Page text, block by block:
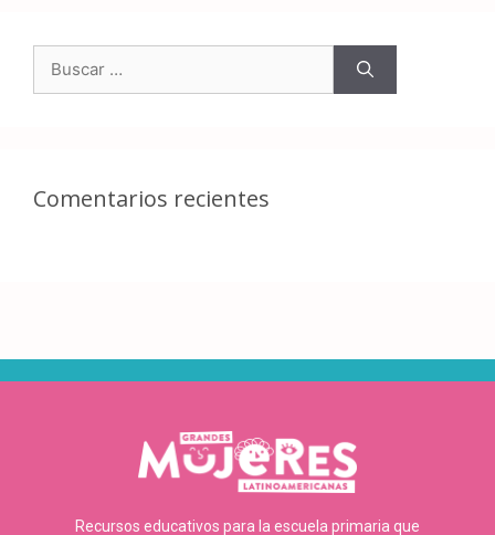
Comentarios recientes
Recursos educativos para la escuela primaria que